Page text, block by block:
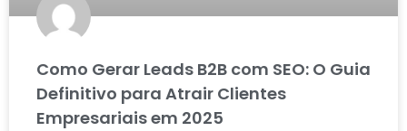
Como Gerar Leads B2B com SEO: O Guia
Definitivo para Atrair Clientes
Empresariais em 2025